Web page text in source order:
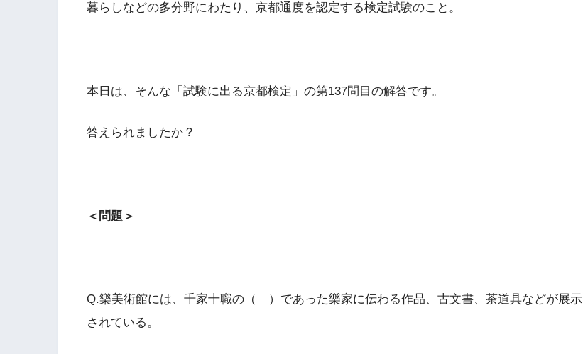
暮らしなどの多分野にわたり、京都通度を認定する検定試験のこと。
本日は、そんな「試験に出る京都検定」の第137問目の解答です。
答えられましたか？
＜問題＞
Q.樂美術館には、千家十職の（ ）であった樂家に伝わる作品、古文書、茶道具などが展示
されている。